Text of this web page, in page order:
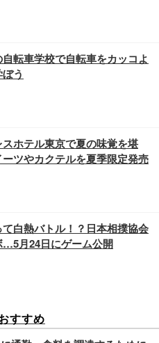
転車学校で自転車をカッコよ
う
スホテル東京で夏の味覚を堪
ツやカクテルを夏季限定発売
白熱バトル！？日本相撲協会
…5月24日にゲーム公開
すすめ